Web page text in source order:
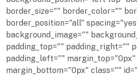
border_size="" border_color=""
border_position="all"
background_image=""
padding_top="" padding_right=""
padding_left="" margin_top="0px"
margin_bottom="0px" class=""